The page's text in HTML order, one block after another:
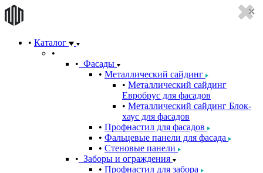
Каталог
Фасады
Металлический сайдинг
Металлический сайдинг
Евробрус для фасадов
Металлический сайдинг Блок-
хаус для фасадов
Профнастил для фасадов
Фальцевые панели для фасада
Стеновые панели
Заборы и ограждения
Профнастил для забора